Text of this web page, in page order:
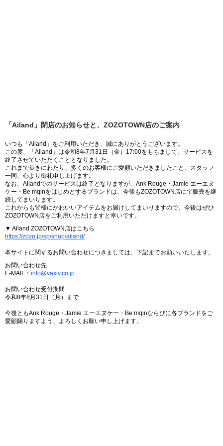
「Ailand」閉店のお知らせと、ZOZOTOWN店のご案内
いつも「Ailand」をご利用いただき、誠にありがとうございます。
この度、「Ailand」は令和8年7月31日（金）17:00をもちまして、サービスを
終了させていただくこととなりました。
これまで長きにわたり、多くのお客様にご愛顧いただきましたこと、スタッフ
一同、心より御礼申し上げます。
なお、Ailandでのサービスは終了となりますが、Ank Rouge・Jamie エーエヌ
ケー・Be mqinをはじめとするブランドは、今後もZOZOTOWN店にて販売を継
続してまいります。
これからも皆様にかわいいアイテムをお届けしてまいりますので、今後はぜひ
ZOZOTOWN店をご利用いただけますと幸いです。
▼ Ailand ZOZOTOWN店はこちら
https://zozo.jp/sp/shop/ailand/
本サイトに関するお問い合わせにつきましては、下記までお願いいたします。
お問い合わせ先
E-MAIL： info@vaxiv.co.jp
お問い合わせ受付期間
令和8年8月31日（月）まで
今後ともAnk Rouge・Jamie エーエヌケー・Be mqinならびに各ブランドをご
愛顧賜りますよう、よろしくお願い申し上げます。